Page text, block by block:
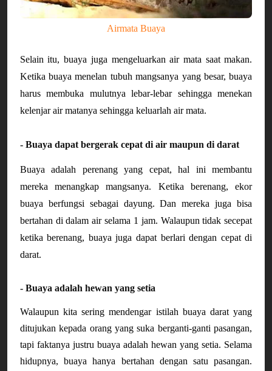
Airmata Buaya
Selain itu, buaya juga mengeluarkan air mata saat makan.
Ketika buaya menelan tubuh mangsanya yang besar, buaya
harus membuka mulutnya lebar-lebar sehingga menekan
kelenjar air matanya sehingga keluarlah air mata.
-Buaya dapat bergerak cepat di air maupun di darat
Buaya adalah perenang yang cepat, hal ini membantu
mereka menangkap mangsanya. Ketika berenang, ekor
buaya berfungsi sebagai dayung. Dan mereka juga bisa
bertahan di dalam air selama 1 jam. Walaupun tidak secepat
ketika berenang, buaya juga dapat berlari dengan cepat di
darat.
- Buaya adalah hewan yang setia
Walaupun kita sering mendengar istilah buaya darat yang
ditujukan kepada orang yang suka berganti-ganti pasangan,
tapi faktanya justru buaya adalah hewan yang setia. Selama
hidupnya, buaya hanya bertahan dengan satu pasangan.